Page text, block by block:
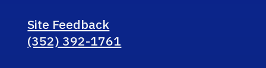
Site Feedback
(352) 392-1761